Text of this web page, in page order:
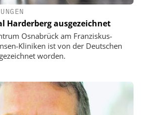
Harderberg ausgezeichnet
Osnabrück am Franziskus-
Kliniken ist von der Deutschen
worden.